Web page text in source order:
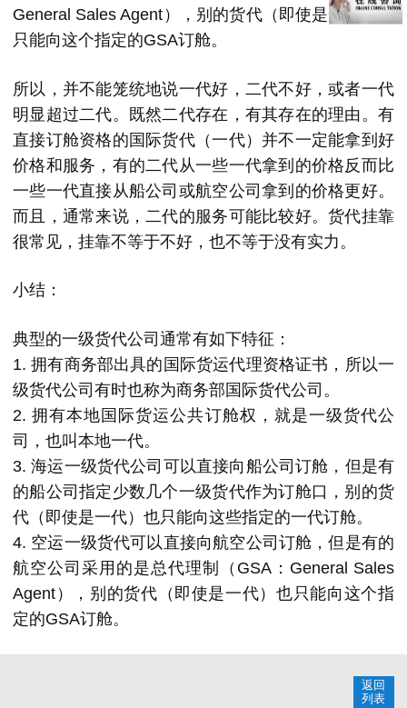
General Sales Agent），别的货代（即使是一代）也
只能向这个指定的GSA订舱。
所以，并不能笼统地说一代好，二代不好，或者一代
明显超过二代。既然二代存在，有其存在的理由。有
直接订舱资格的国际货代（一代）并不一定能拿到好
价格和服务，有的二代从一些一代拿到的价格反而比
一些一代直接从船公司或航空公司拿到的价格更好。
而且，通常来说，二代的服务可能比较好。货代挂靠
很常见，挂靠不等于不好，也不等于没有实力。
小结：
典型的一级货代公司通常有如下特征：
1. 拥有商务部出具的国际货运代理资格证书，所以一
级货代公司有时也称为商务部国际货代公司。
2. 拥有本地国际货运公共订舱权，就是一级货代公
司，也叫本地一代。
3. 海运一级货代公司可以直接向船公司订舱，但是有
的船公司指定少数几个一级货代作为订舱口，别的货
代（即使是一代）也只能向这些指定的一代订舱。
4. 空运一级货代可以直接向航空公司订舱，但是有的
航空公司采用的是总代理制（GSA：General Sales
Agent），别的货代（即使是一代）也只能向这个指
定的GSA订舱。
返回
列表